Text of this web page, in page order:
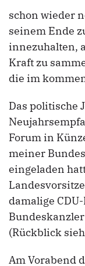
schon wieder
seinem Ende
innezuhalten,
Kraft zu
die im
Das politische
Forum in
meiner
eingeladen
damalige
(Rückblick
Am Vorabend